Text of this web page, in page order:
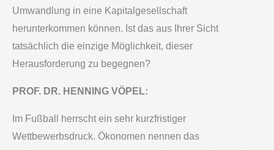
Umwandlung in eine Kapitalgesellschaft
herunterkommen können. Ist das aus Ihrer Sicht
tatsächlich die einzige Möglichkeit, dieser
Herausforderung zu begegnen?
PROF. DR. HENNING VÖPEL:
Im Fußball herrscht ein sehr kurzfristiger
Wettbewerbsdruck. Ökonomen nennen das